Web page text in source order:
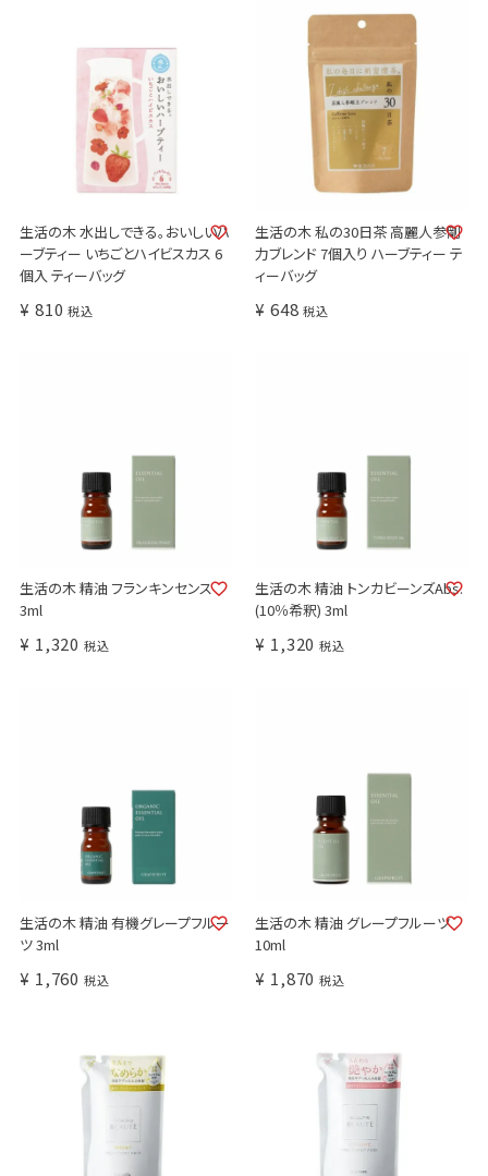
生活の木 水出しできる。おいしいハ
ーブティー いちごとハイビスカス 6
個入 ティーバッグ
¥ 810 税込
生活の木 私の30日茶 高麗人参剛
力ブレンド 7個入り ハーブティー テ
ィーバッグ
¥ 648 税込
生活の木 精油 フランキンセンス
3ml
¥ 1,320 税込
生活の木 精油 トンカビーンズAbs.
(10％希釈) 3ml
¥ 1,320 税込
生活の木 精油 有機グレープフルー
ツ 3ml
¥ 1,760 税込
生活の木 精油 グレープフルーツ
10ml
¥ 1,870 税込